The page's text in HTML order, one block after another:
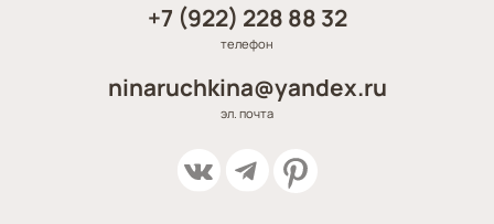
+7 (922) 228 88 32
телефон
ninaruchkina@yandex.ru
эл. почта